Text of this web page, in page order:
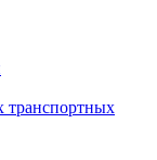
транспортных